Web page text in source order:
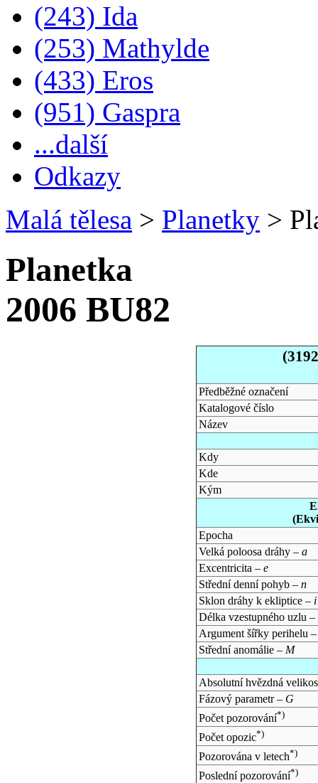
(243) Ida
(253) Mathylde
(433) Eros
(951) Gaspra
...další
Odkazy
Malá tělesa > Planetky >
Planetka
2006 BU82
Předběžné označení
Katalogové číslo
Název
Kdy
Kde
Kým
Epocha
Velká poloosa dráhy – a
Excentricita – e
Střední denní pohyb – n
Sklon dráhy k ekliptice – i
Délka vzestupného uzlu –
Argument šířky perihelu
Střední anomálie – M
Absolutní hvězdná
Fázový parametr – G
Počet pozorování*)
Počet opozic*)
Pozorována v letech*)
Poslední pozorování*)